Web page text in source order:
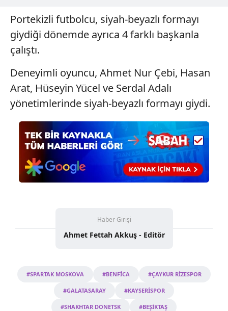
Portekizli futbolcu, siyah-beyazlı formayı
giydiği dönemde ayrıca 4 farklı başkanla
çalıştı.
Deneyimli oyuncu, Ahmet Nur Çebi, Hasan
Arat, Hüseyin Yücel ve Serdal Adalı
yönetimlerinde siyah-beyazlı formayı giydi.
Haber Girişi
Ahmet Fettah Akkuş - Editör
#SPARTAK MOSKOVA #BENFİCA #ÇAYKUR RİZESPOR
#GALATASARAY #KAYSERİSPOR
#SHAKHTAR DONETSK #BEŞİKTAŞ